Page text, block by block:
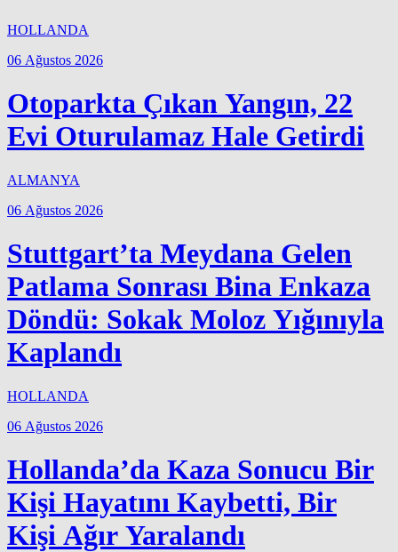
HOLLANDA
06 Ağustos 2026
Otoparkta Çıkan Yangın, 22
Evi Oturulamaz Hale Getirdi
ALMANYA
06 Ağustos 2026
Stuttgart’ta Meydana Gelen
Patlama Sonrası Bina Enkaza
Döndü: Sokak Moloz Yığınıyla
Kaplandı
HOLLANDA
06 Ağustos 2026
Hollanda’da Kaza Sonucu Bir
Kişi Hayatını Kaybetti, Bir
Kişi Ağır Yaralandı